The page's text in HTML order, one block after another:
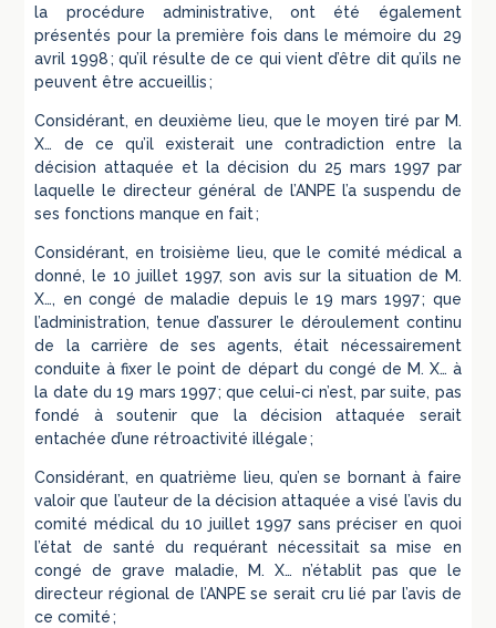
la procédure administrative, ont été également
présentés pour la première fois dans le mémoire du 29
avril 1998 ; qu’il résulte de ce qui vient d’être dit qu’ils ne
peuvent être accueillis ;
Considérant, en deuxième lieu, que le moyen tiré par M.
X… de ce qu’il existerait une contradiction entre la
décision attaquée et la décision du 25 mars 1997 par
laquelle le directeur général de l’ANPE l’a suspendu de
ses fonctions manque en fait ;
Considérant, en troisième lieu, que le comité médical a
donné, le 10 juillet 1997, son avis sur la situation de M.
X…, en congé de maladie depuis le 19 mars 1997 ; que
l’administration, tenue d’assurer le déroulement continu
de la carrière de ses agents, était nécessairement
conduite à fixer le point de départ du congé de M. X… à
la date du 19 mars 1997 ; que celui-ci n’est, par suite, pas
fondé à soutenir que la décision attaquée serait
entachée d’une rétroactivité illégale ;
Considérant, en quatrième lieu, qu’en se bornant à faire
valoir que l’auteur de la décision attaquée a visé l’avis du
comité médical du 10 juillet 1997 sans préciser en quoi
l’état de santé du requérant nécessitait sa mise en
congé de grave maladie, M. X… n’établit pas que le
directeur régional de l’ANPE se serait cru lié par l’avis de
ce comité ;